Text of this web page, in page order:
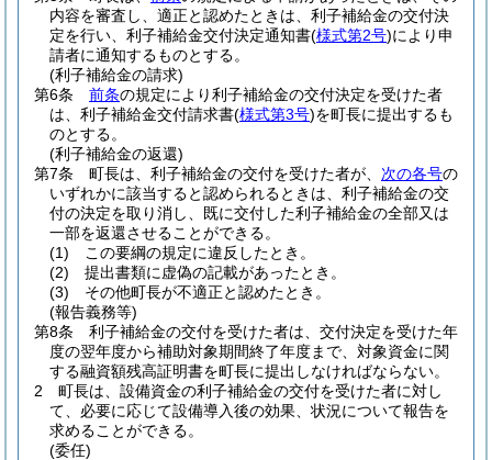
内容を審査し、適正と認めたときは、利子補給金の交付決
定を行い、利子補給金交付決定通知書(様式第2号)により申
請者に通知するものとする。
(利子補給金の請求)
第6条
前条の規定により利子補給金の交付決定を受けた者
は、利子補給金交付請求書(様式第3号)を町長に提出するも
のとする。
(利子補給金の返還)
第7条
町長は、利子補給金の交付を受けた者が、 次の各号の
いずれかに該当すると認められるときは、利子補給金の交
付の決定を取り消し、既に交付した利子補給金の全部又は
一部を返還させることができる。
(1)
この要綱の規定に違反したとき。
(2)
提出書類に虚偽の記載があったとき。
(3)
その他町長が不適正と認めたとき。
(報告義務等)
第8条
利子補給金の交付を受けた者は、交付決定を受けた年
度の翌年度から補助対象期間終了年度まで、対象資金に関
する融資額残高証明書を町長に提出しなければならない。
2
町長は、設備資金の利子補給金の交付を受けた者に対し
て、必要に応じて設備導入後の効果、状況について報告を
求めることができる。
(委任)